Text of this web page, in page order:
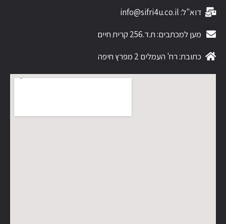
דוא"ל: info@sifri4u.co.il
מען למכתבים: ת.ד.256 קרית חיים
כתובת: רח' העמלים 2 מפרץ חיפה